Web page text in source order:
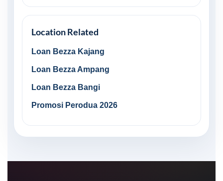
Location Related
Loan Bezza Kajang
Loan Bezza Ampang
Loan Bezza Bangi
Promosi Perodua 2026